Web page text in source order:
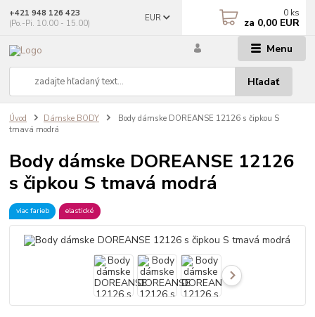
Menu
EUR
Hľadať
+421 948 126 423
(Po.-Pi. 10.00 - 15.00)
0 ks
za 0,00 EUR
Úvod Dámske BODY
Body dámske DOREANSE 12126 s čipkou S
tmavá modrá
Body dámske DOREANSE 12126
s čipkou S tmavá modrá
viac farieb elastické